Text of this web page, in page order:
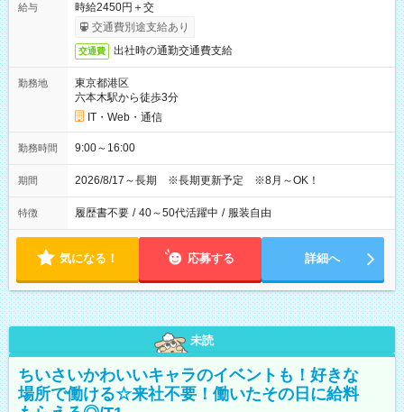
給与
時給2450円＋交
交通費別途支給あり
交通費 出社時の通勤交通費支給
勤務地
東京都港区
六本木駅から徒歩3分
IT・Web・通信
勤務時間 9:00～16:00
期間 2026/8/17～長期 ※長期更新予定 ※8月～OK！
特徴 履歴書不要 / 40～50代活躍中 / 服装自由
気になる！ 応募する 詳細へ
未読
ちいさいかわいいキャラのイベントも！好きな
場所で働ける☆来社不要！働いたその日に給料